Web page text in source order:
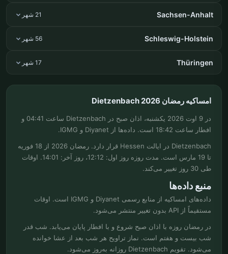
Sachsen-Anhalt 21 شهر
Schleswig-Holstein 56 شهر
Thüringen 17 شهر
امساکیه رمضان Dietzenbach 2026
در 9 اوت 2026 یکشنبه، اذان صبح در Dietzenbach ساعت 04:41 و
افطار ساعت 18:42 است. داده‌ها از Diyanet و IGMG.
Dietzenbach در ایالت Hessen قرار دارد. رمضان 2026 از 18 فوریه
تا 19 مارس است. مدت روزه روز اول: 12:12، روز آخر: 14:01. اوقات
طی 30 روز تغییر می‌کند.
منبع داده‌ها
داده‌های امساکیه از منابع رسمی Diyanet و IGMG است. اوقات
مستقیماً از API بدون تغییر منتشر می‌شود.
در رمضان روزه با اذان صبح شروع و با افطار پایان می‌یابد. شب قدر
شب بیست و هفتم است. نماز تراویح هر شب بعد از عشا خوانده
می‌شود. تقویم Dietzenbach روزانه به‌روز می‌شود.